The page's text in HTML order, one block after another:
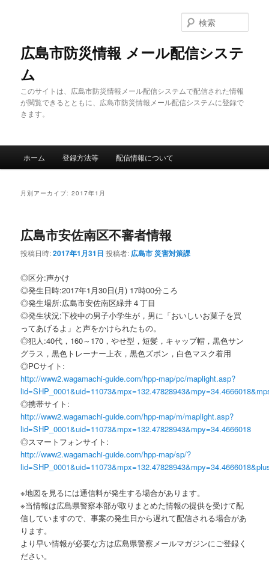
広島市防災情報 メール配信システ
ム
このサイトは、広島市防災情報メール配信システムで配信された情報
が閲覧できるとともに、広島市防災情報メール配信システムに登録で
きます。
索
ホーム 登録方法等 配信情報について
月別アーカイブ:2017年1月
広島市安佐南区不審者情報
投稿日時:2017年1月31日 投稿者: 広島市 災害対策課
◎区分:声かけ
◎発生日時:2017年1月30日(月) 17時00分ころ
◎発生場所:広島市安佐南区緑井４丁目
◎発生状況:下校中の男子小学生が，男に「おいしいお菓子を買
ってあげるよ」と声をかけられたもの。
◎犯人:40代，160～170，やせ型，短髪，キャップ帽，黒色サン
グラス，黒色トレーナー上衣，黒色ズボン，白色マスク着用
◎PCサイト:
http://www2.wagamachi-guide.com/hpp-map/pc/maplight.asp?
◎携帯サイト:
http://www2.wagamachi-guide.com/hpp-map/m/maplight.asp?
lid=SHP_0001&uid=11073&mpx=132.47828943&mpy=34.4666018
◎スマートフォンサイト:
http://www2.wagamachi-guide.com/hpp-map/sp/?
※地図を見るには通信料が発生する場合があります。
※当情報は広島県警察本部が取りまとめた情報の提供を受けて配
信していますので、事案の発生日から遅れて配信される場合があ
ります。
より早い情報が必要な方は広島県警察メールマガジンにご登録く
ださい。